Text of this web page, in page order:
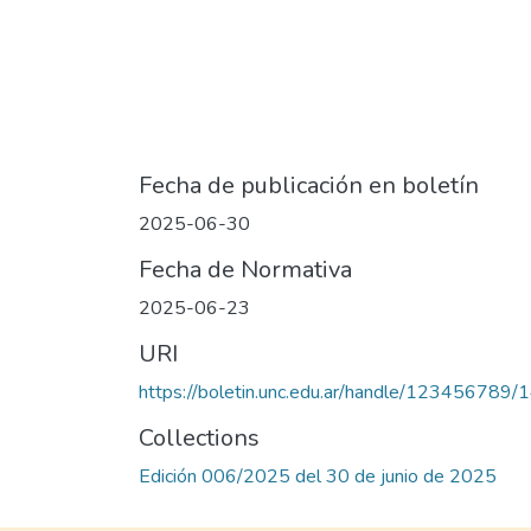
Fecha de publicación en boletín
2025-06-30
Fecha de Normativa
2025-06-23
URI
https://boletin.unc.edu.ar/handle/123456789/
Collections
Edición 006/2025 del 30 de junio de 2025